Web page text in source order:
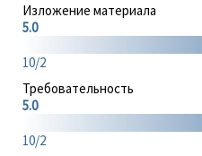
Изложение материала
5.0
10/2
Требовательность
5.0
10/2